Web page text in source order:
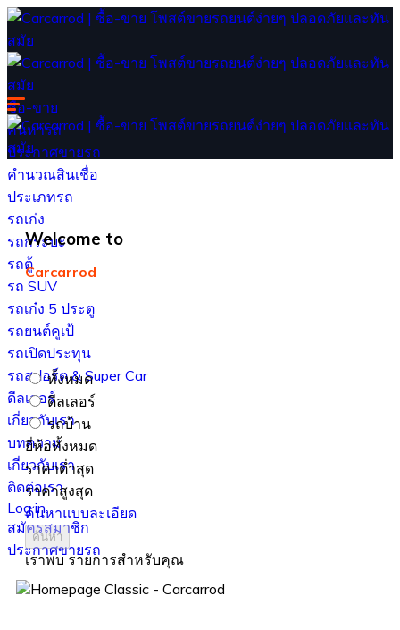
ซื้อ-ขาย
ค้นหารถ
ประกาศขายรถ
คำนวณสินเชื่อ
ประเภทรถ
รถเก๋ง
รถกระบะ
รถตู้
รถ SUV
รถเก๋ง 5 ประตู
รถยนต์คูเป้
รถเปิดประทุน
รถสปอร์ต & Super Car
ดีลเลอร์
เกี่ยวกับเรา
บทความ
เกี่ยวกับเรา
ติดต่อเรา
Log in
สมัครสมาชิก
ประกาศขายรถ
Welcome to
Carcarrod
ทั้งหมด
ดีลเลอร์
รถบ้าน
ยี่ห้อทั้งหมด
ราคาต่ำสุด
ราคาสูงสุด
ค้นหาแบบละเอียด
ค้นหา
เราพบรายการสำหรับคุณ